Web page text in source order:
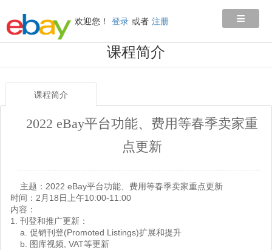
≡
欢迎您！ 登录 或者 注册
课程简介
课程简介
2022 eBay平台功能、费用等春季卖家重
点更新
主题：2022 eBay平台功能、费用等春季卖家重点更新
时间：2月18日上午10:00-11:00
内容：
1. 刊登和推广更新：
a. 促销刊登(Promoted Listings)扩展和提升
b. 图库视频, VAT等更新